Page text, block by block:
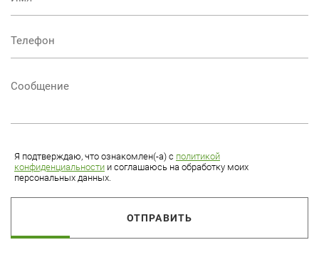
Я подтверждаю, что ознакомлен(-а) с политикой
конфиденциальности и соглашаюсь на обработку моих
персональных данных.
ОТПРАВИТЬ